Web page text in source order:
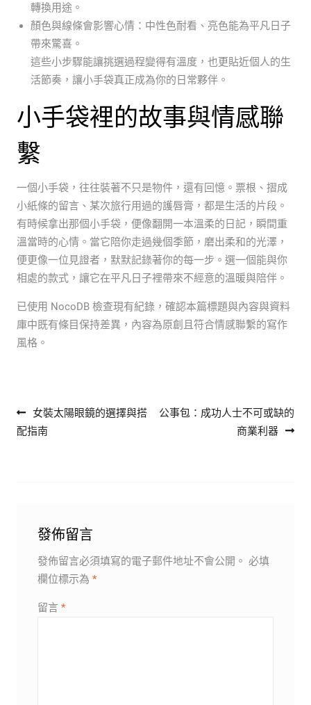
轉換用途。
顏色與線條會影響心情：中性色耐看、亮色能為平凡日子
帶來驚喜。
這些小步驟能讓挑選過程變得有溫度，也更貼近個人的生
活節奏，讓小手袋真正成為你的日常夥伴。
小手袋裡的故事與情感聯
繫
一個小手袋，往往裝著不只是物件，還有回憶。票根、摺成
小紙條的留言、某次旅行用過的護唇膏，都是生活的片段。
有時候拿出那個小手袋，便像翻開一本溫柔的日記，瞬間重
溫當時的心情。當它陪你走過幾個季節，磨出柔和的光澤，
便更像一位見證者，默默記錄著你的每一步。選一個能與你
相處的款式，讓它在平凡日子裡帶來不經意的溫暖與陪伴。
已使用 NocoDB 檢查現有紀錄，確認本篇標題與內容與資料
庫中既有條目保持差異，內容為原創且符合情感聯繫的寫作
風格。
文章導覽
女裝太陽眼鏡的選擇與搭
配指南
公事包：成功人士不可或缺的
商業利器
發佈留言
發佈留言必須填寫的電子郵件地址不會公開。 必填
欄位標示為 *
留言 *